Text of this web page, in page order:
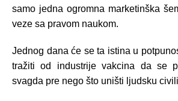
samo jedna ogromna marketinška
veze sa pravom naukom.
Jednog dana će se ta istina u
tražiti od industrije vakcina da se
svagda pre nego što uništi ljudsku